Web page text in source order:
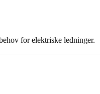
for elektriske ledninger.